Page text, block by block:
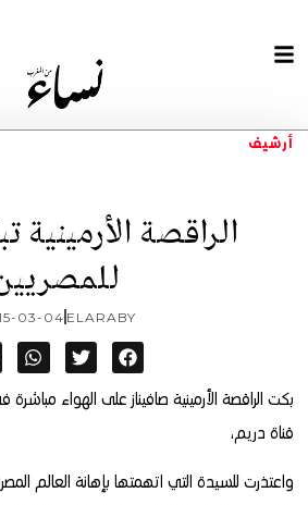
أرشيف
الراقصة الأرمينية
ELARABY
03-04
بكت الراقصة الأرمينية صافيناز على الهواء
قناة دريم،
واعتذرت للسيدة التي اتهمتها بإهانة العالم